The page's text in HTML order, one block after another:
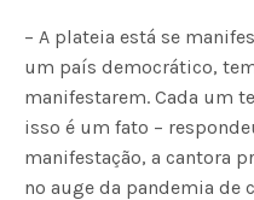
– A plateia está se
um país democrático,
manifestarem. Cada um
isso é um fato –
manifestação, a cantora
no auge da pandemia de